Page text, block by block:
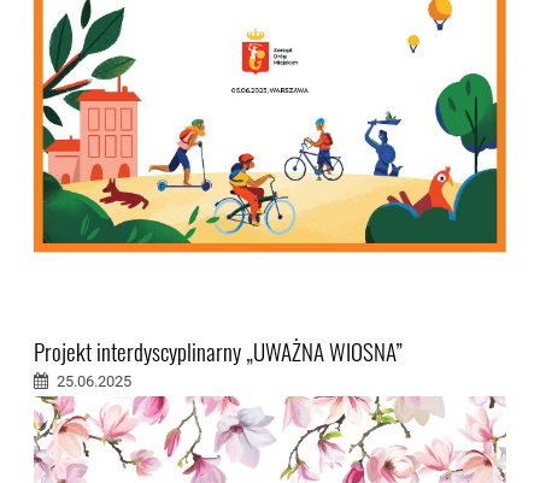
Projekt interdyscyplinarny „UWAŻNA WIOSNA”
25.06.2025